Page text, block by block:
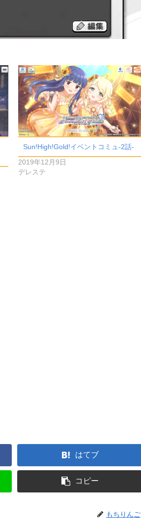
Sun!High!Gold!イベントコミュ-2話-
2019年12月9日
デレステ
はてブ
コピー
もちりんご